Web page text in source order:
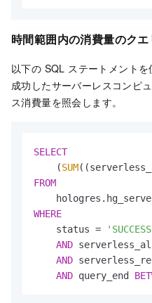
時間範囲内の消費量のクエ
以下の SQL ステートメント
成功したサーバーレスコンピ
ス消費量を照会します。
SELECT
    (
SUM
FROM
WHERE
    status
=
AND
AND
AND query_end